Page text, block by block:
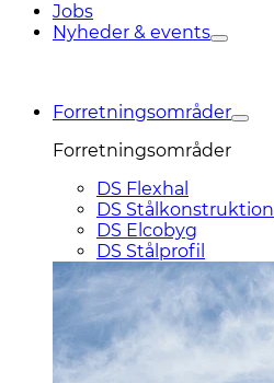
Jobs
Nyheder & events
Forretningsområder
Forretningsområder
DS Flexhal
DS Stålkonstruktion
DS Elcobyg
DS Stålprofil